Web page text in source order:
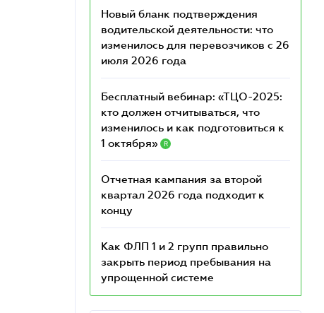
Новый бланк подтверждения
водительской деятельности: что
изменилось для перевозчиков с 26
июля 2026 года
Бесплатный вебинар: «ТЦО-2025:
кто должен отчитываться, что
изменилось и как подготовиться к
1 октября»
R
Отчетная кампания за второй
квартал 2026 года подходит к
концу
Как ФЛП 1 и 2 групп правильно
закрыть период пребывания на
упрощенной системе